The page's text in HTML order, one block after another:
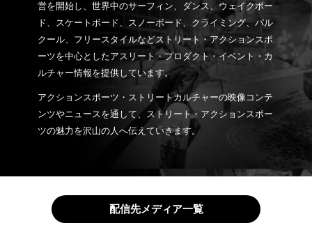
営を開始し、世界中のサーフィン、ダンス、ウェイクボー
ド、スケートボード、スノーボード、クライミング、パル
クール、フリースタイルなどストリート・アクションスポ
ーツを中心としたアスリート・プロダクト・イベント・カ
ルチャー情報を提供しています。
アクションスポーツ・ストリートカルチャーの映像コンテ
ンツやニュースを通して、ストリート・アクションスポー
ツの魅力を沢山の人へ伝えていきます。
配信先メディア一覧